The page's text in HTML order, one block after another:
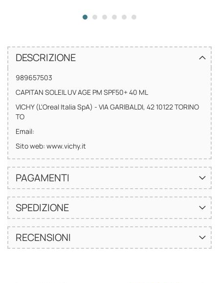
DESCRIZIONE
989657503
CAPITAN SOLEIL UV AGE PM SPF50+ 40 ML
VICHY (L'Oreal Italia SpA) - VIA GARIBALDI, 42 10122 TORINO
TO
Email:
Sito web: www.vichy.it
PAGAMENTI
SPEDIZIONE
RECENSIONI